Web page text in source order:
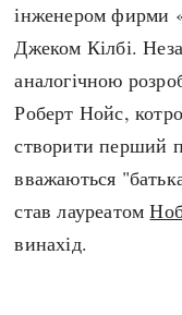
інженером фирми
Джеком Кілбі.
аналогічною
Роберт Нойс,
створити перший
вважаються
став лауреатом
винахід.